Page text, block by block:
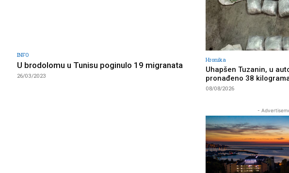
INFO
U brodolomu u Tunisu poginulo 19 migranata
26/03/2023
Hronika
Uhapšen Tuzanin, u
pronađeno 38
08/08/2026
-